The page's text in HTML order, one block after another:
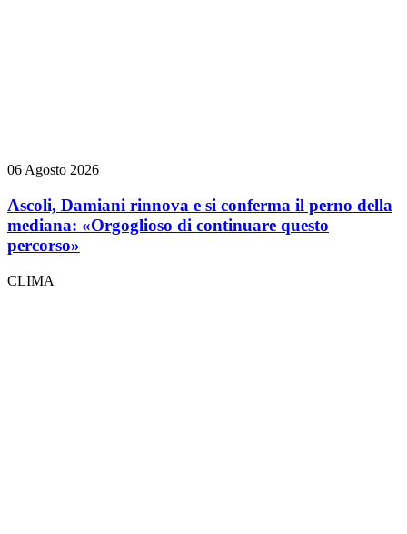
06 Agosto 2026
Ascoli, Damiani rinnova e si conferma il perno della
mediana: «Orgoglioso di continuare questo
percorso»
CLIMA